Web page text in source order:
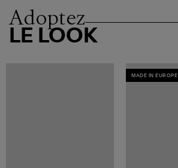
Adoptez
LE LOOK
MADE IN EUROPE